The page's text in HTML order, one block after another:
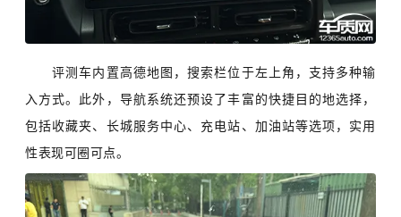
评测车内置高德地图，搜索栏位于左上角，支持多种输
入方式。此外，导航系统还预设了丰富的快捷目的地选择，
包括收藏夹、长城服务中心、充电站、加油站等选项，实用
性表现可圈可点。